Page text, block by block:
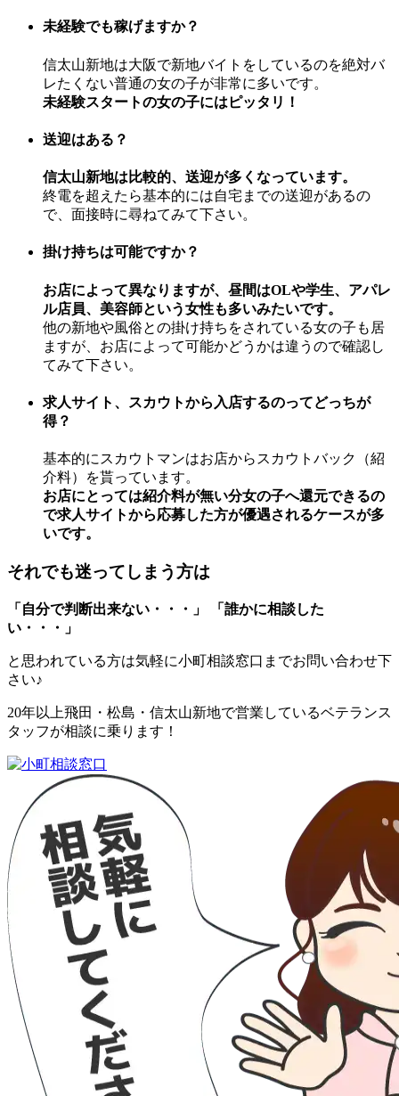
未経験でも稼げますか？
信太山新地は大阪で新地バイトをしているのを絶対バ
レたくない普通の女の子が非常に多いです。
未経験スタートの女の子にはピッタリ！
送迎はある？
信太山新地は比較的、送迎が多くなっています。
終電を超えたら基本的には自宅までの送迎があるの
で、面接時に尋ねてみて下さい。
掛け持ちは可能ですか？
お店によって異なりますが、昼間はOLや学生、アパレ
ル店員、美容師という女性も多いみたいです。
他の新地や風俗との掛け持ちをされている女の子も居
ますが、お店によって可能かどうかは違うので確認し
てみて下さい。
求人サイト、スカウトから入店するのってどっちが
得？
基本的にスカウトマンはお店からスカウトバック（紹
介料）を貰っています。
お店にとっては紹介料が無い分女の子へ還元できるの
で求人サイトから応募した方が優遇されるケースが多
いです。
それでも迷ってしまう方は
「自分で判断出来ない・・・」
「誰かに相談した
い・・・」
と思われている方は気軽に小町相談窓口までお問い合わせ下
さい♪
20年以上飛田・松島・信太山新地で営業しているベテランス
タッフが相談に乗ります！